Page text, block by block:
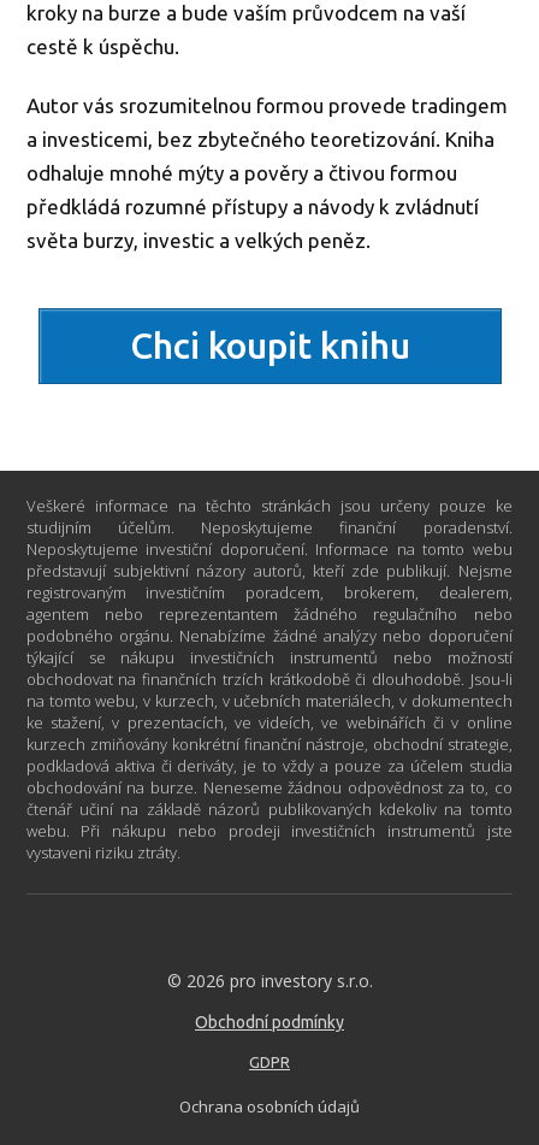
kroky na burze a bude vaším průvodcem na vaší
cestě k úspěchu.
Autor vás srozumitelnou formou provede tradingem
a investicemi, bez zbytečného teoretizování. Kniha
odhaluje mnohé mýty a pověry a čtivou formou
předkládá rozumné přístupy a návody k zvládnutí
světa burzy, investic a velkých peněz.
Chci koupit knihu
Veškeré informace na těchto stránkách jsou určeny pouze ke
studijním účelům. Neposkytujeme finanční poradenství.
Neposkytujeme investiční doporučení. Informace na tomto webu
představují subjektivní názory autorů, kteří zde publikují. Nejsme
registrovaným investičním poradcem, brokerem, dealerem,
agentem nebo reprezentantem žádného regulačního nebo
podobného orgánu. Nenabízíme žádné analýzy nebo doporučení
týkající se nákupu investičních instrumentů nebo možností
obchodovat na finančních trzích krátkodobě či dlouhodobě. Jsou-li
na tomto webu, v kurzech, v učebních materiálech, v dokumentech
ke stažení, v prezentacích, ve videích, ve webinářích či v online
kurzech zmiňovány konkrétní finanční nástroje, obchodní strategie,
podkladová aktiva či deriváty, je to vždy a pouze za účelem studia
obchodování na burze. Neneseme žádnou odpovědnost za to, co
čtenář učiní na základě názorů publikovaných kdekoliv na tomto
webu. Při nákupu nebo prodeji investičních instrumentů jste
vystaveni riziku ztráty.
© 2026 pro investory s.r.o.
Obchodní podmínky
GDPR
Ochrana osobních údajů